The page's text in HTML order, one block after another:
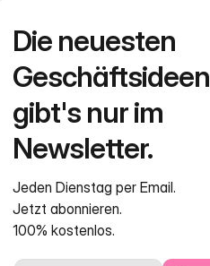
Die neuesten
Geschäftsideen
gibt's nur im
Newsletter.
Jeden Dienstag per Email.
Jetzt abonnieren.
100% kostenlos.